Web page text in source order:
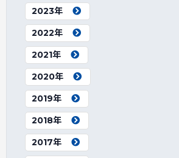
2023年
2022年
2021年
2020年
2019年
2018年
2017年